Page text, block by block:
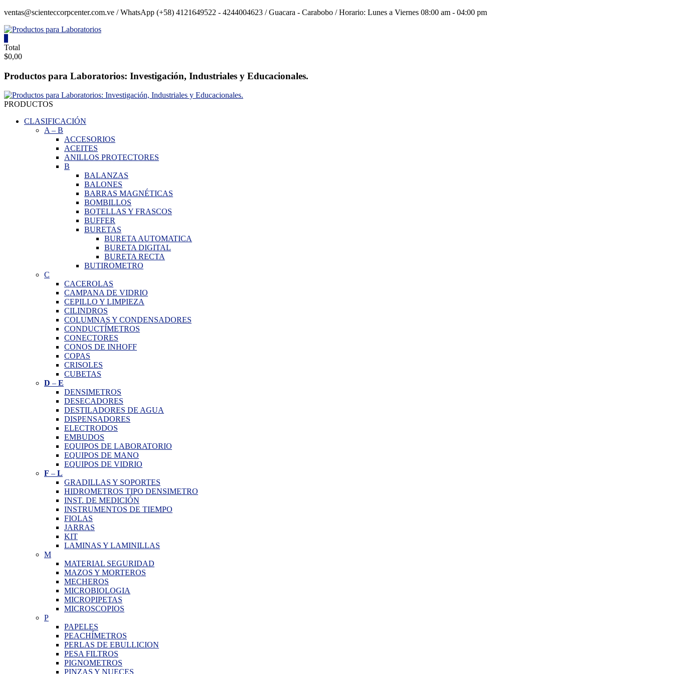
Saltar
ventas@scienteccorpcenter.com.ve / WhatsApp (+58) 4121649522 - 4244004623 / Guacara - Carabobo / Horario: Lunes a Viernes 08:00 am - 04:00 pm
Productos
para
Laboratorios
Investigación,
Industriales
y
Educacionales.
Total
$0,00
Productos para Laboratorios: Investigación, Industriales y Educacionales.
PRODUCTOS
CLASIFICACIÓN
A– B
ACCESORIOS
ACEITES
ANILLOS PROTECTORES
B
BALANZAS
BALONES
BARRAS MAGNÉTICAS
BOMBILLOS
BOTELLAS Y FRASCOS
BUFFER
BURETAS
BURETA AUTOMATICA
BURETA DIGITAL
BURETA RECTA
BUTIROMETRO
C
CACEROLAS
CAMPANA DE VIDRIO
CEPILLO Y LIMPIEZA
CILINDROS
COLUMNAS Y CONDENSADORES
CONDUCTÍMETROS
CONECTORES
CONOS DE INHOFF
COPAS
CRISOLES
CUBETAS
D – E
DENSIMETROS
DESECADORES
DESTILADORES DE AGUA
DISPENSADORES
ELECTRODOS
EMBUDOS
EQUIPOS DE LABORATORIO
EQUIPOS DE MANO
EQUIPOS DE VIDRIO
F – L
GRADILLAS Y SOPORTES
HIDROMETROS TIPO DENSIMETRO
INST. DE MEDICIÓN
INSTRUMENTOS DE TIEMPO
FIOLAS
JARRAS
KIT
LAMINAS Y LAMINILLAS
M
MATERIAL SEGURIDAD
MAZOS Y MORTEROS
MECHEROS
MICROBIOLOGIA
MICROPIPETAS
MICROSCOPIOS
P
PAPELES
PEACHÍMETROS
PERLAS DE EBULLICION
PESA FILTROS
PIGNOMETROS
PINZAS Y NUECES